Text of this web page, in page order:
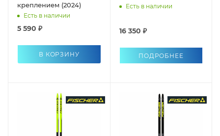
креплением (2024)
Есть в наличии
5 590 ₽
В КОРЗИНУ
Есть в наличии
16 350 ₽
ПОДРОБНЕЕ